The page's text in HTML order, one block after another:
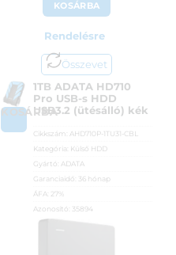
KOSÁRBA
Rendelésre
Összevet
KOSÁRBA
1TB ADATA HD710
Pro USB-s HDD
USB3.2 (ütésálló) kék
Cikkszám: AHD710P-1TU31-CBL
Kategória: Külső HDD
Gyártó: ADATA
Garanciaidő: 36 hónap
ÁFA: 27%
Azonosító: 35894